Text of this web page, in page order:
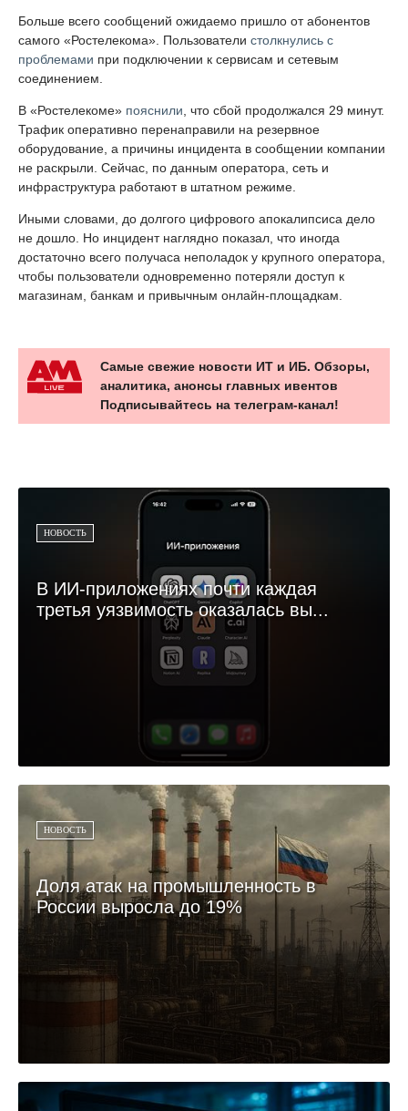
Больше всего сообщений ожидаемо пришло от абонентов
самого «Ростелекома». Пользователи столкнулись с
проблемами при подключении к сервисам и сетевым
соединением.
В «Ростелекоме» пояснили , что сбой продолжался 29 минут.
Трафик оперативно перенаправили на резервное
оборудование, а причины инцидента в сообщении компании
не раскрыли. Сейчас, по данным оператора, сеть и
инфраструктура работают в штатном режиме.
Иными словами, до долгого цифрового апокалипсиса дело
не дошло. Но инцидент наглядно показал, что иногда
достаточно всего получаса неполадок у крупного оператора,
чтобы пользователи одновременно потеряли доступ к
магазинам, банкам и привычным онлайн-площадкам.
Самые свежие новости ИТ и ИБ. Обзоры,
аналитика, анонсы главных ивентов
Подписывайтесь на телеграм-канал!
НОВОСТЬ
В ИИ-приложениях почти каждая
третья уязвимость оказалась вы...
НОВОСТЬ
Доля атак на промышленность в
России выросла до 19%